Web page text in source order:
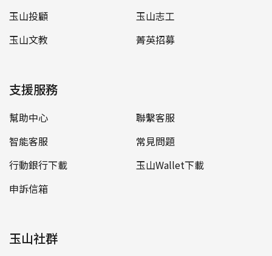
玉山投顧
玉山志工
玉山文教
菁英招募
支援服務
幫助中心
聯繫客服
智能客服
常見問題
行動銀行下載
玉山Wallet下載
申訴信箱
玉山社群